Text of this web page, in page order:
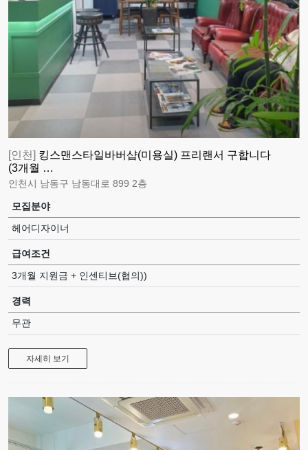
[인천]
(3개월 …
인천시 남동구 남동대로 899 2층
모집분야
헤어디자이너
급여조건
3개월 지원금 + 인센티브(협의))
경력
무관
자세히 보기